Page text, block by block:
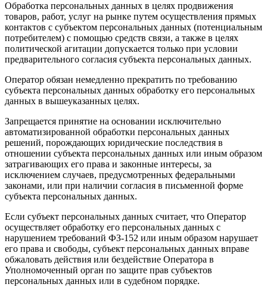
Обработка персональных данных в целях продвижения
товаров, работ, услуг на рынке путем осуществления прямых
контактов с субъектом персональных данных (потенциальным
потребителем) с помощью средств связи, а также в целях
политической агитации допускается только при условии
предварительного согласия субъекта персональных данных.
Оператор обязан немедленно прекратить по требованию
субъекта персональных данных обработку его персональных
данных в вышеуказанных целях.
Запрещается принятие на основании исключительно
автоматизированной обработки персональных данных
решений, порождающих юридические последствия в
отношении субъекта персональных данных или иным образом
затрагивающих его права и законные интересы, за
исключением случаев, предусмотренных федеральными
законами, или при наличии согласия в письменной форме
субъекта персональных данных.
Если субъект персональных данных считает, что Оператор
осуществляет обработку его персональных данных с
нарушением требований ФЗ-152 или иным образом нарушает
его права и свободы, субъект персональных данных вправе
обжаловать действия или бездействие Оператора в
Уполномоченный орган по защите прав субъектов
персональных данных или в судебном порядке.